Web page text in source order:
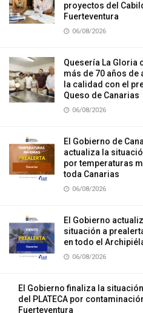
proyectos del
Fuerteventura
06/08/2026
Quesería La Gloria
más de 70 años de
la calidad con el
Queso de Canarias
06/08/2026
El Gobierno de
actualiza la
por temperaturas
toda Canarias
06/08/2026
El Gobierno
situación a
en todo el
06/08/2026
El Gobierno finaliza la
del PLATECA por
Fuerteventura